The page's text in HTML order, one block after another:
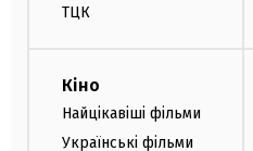
ТЦК
Кіно
Найцікавіші фільми
Українські фільми